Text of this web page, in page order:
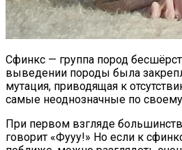
Сфинкс — группа пород
выведении породы была
мутация, приводящая к
самые неоднозначные по
При первом взгляде
говорит «Фууу!» Но если к